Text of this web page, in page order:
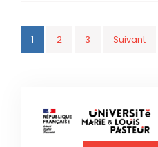
1 2 3 Suivant